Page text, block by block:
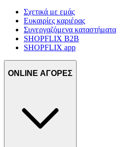
Σχετικά με εμάς
Ευκαιρίες καριέρας
Συνεργαζόμενα καταστήματα
SHOPFLIX B2B
SHOPFLIX app
ONLINE ΑΓΟΡΕΣ